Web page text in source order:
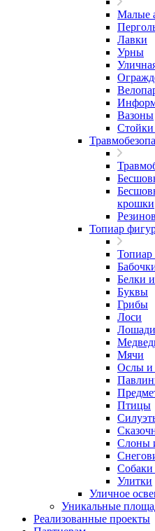
Малые
Лавки
Урны
Вазоны
крошки
Топиар
Белки
Буквы
Грибы
Лоси
Лошади
Мячи
Ослы и
Птицы
Слоны
Улитки
Уличное
Уникальные
Реализованные проекты